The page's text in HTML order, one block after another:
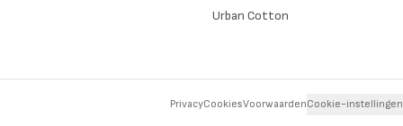
Urban Cotton
PrivacyCookiesVoorwaardenCookie-instellingen